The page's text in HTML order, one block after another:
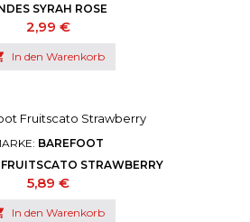
SYRAH ROSE
Preis
2,99 €
In den Warenkorb
BAREFOOT
STRAWBERRY
Preis
5,89 €
In den Warenkorb